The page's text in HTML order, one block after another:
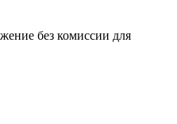
без комиссии для